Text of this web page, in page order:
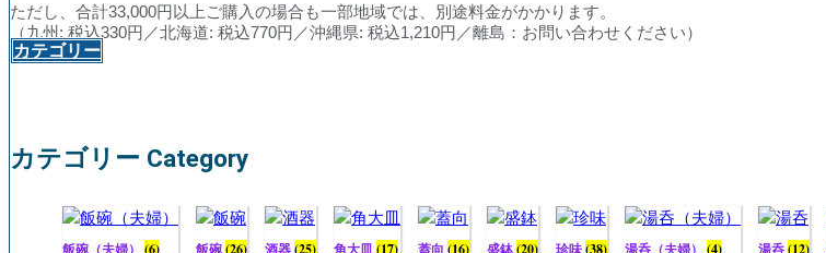
ただし、合計33,000円以上ご購入の場合も一部地域では、別途料金がかかります。
（九州: 税込330円／北海道: 税込770円／沖縄県: 税込1,210円／離島：お問い合わせください）
カテゴリー
カテゴリー Category
飯碗（夫婦） (6) 飯碗(26) 酒器(25) 角大皿(17) 蓋向 (16) 盛鉢(20) 珍味(38) 湯呑（夫婦） (4) 湯呑(12)